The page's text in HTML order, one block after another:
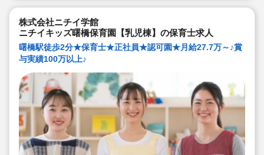
株式会社ニチイ学館
ニチイキッズ曙橋保育園【乳児棟】の保育士求人
曙橋駅徒歩2分★保育士★正社員★認可園★月給27.7万～♪賞
与実績100万以上♪